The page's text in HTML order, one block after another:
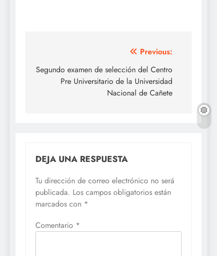
de
entradas
Previous:
Segundo examen de selección del Centro
Pre Universitario de la Universidad
Nacional de Cañete
DEJA UNA RESPUESTA
Tu dirección de correo electrónico no será
publicada. Los campos obligatorios están
marcados con *
Comentario *